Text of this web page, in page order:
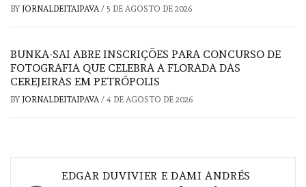
BY JORNALDEITAIPAVA/ 5 DE AGOSTO DE 2026
BUNKA-SAI ABRE INSCRIÇÕES PARA CONCURSO DE
FOTOGRAFIA QUE CELEBRA A FLORADA DAS
CEREJEIRAS EM PETRÓPOLIS
BY JORNALDEITAIPAVA/ 4 DE AGOSTO DE 2026
Navegação
EDGAR DUVIVIER E DAMI ANDRÉS